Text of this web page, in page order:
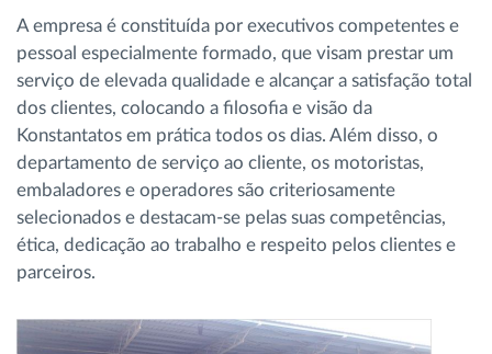
A empresa é constituída por executivos competentes e
pessoal especialmente formado, que visam prestar um
serviço de elevada qualidade e alcançar a satisfação total
dos clientes, colocando a filosofia e visão da
Konstantatos em prática todos os dias. Além disso, o
departamento de serviço ao cliente, os motoristas,
embaladores e operadores são criteriosamente
selecionados e destacam-se pelas suas competências,
ética, dedicação ao trabalho e respeito pelos clientes e
parceiros.